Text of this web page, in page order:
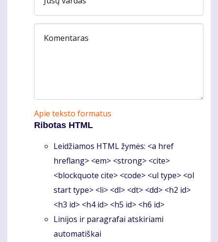
Komentaras
Apie teksto formatus
Ribotas HTML
Leidžiamos HTML žymės: <a href
hreflang> <em> <strong> <cite>
<blockquote cite> <code> <ul type> <ol
start type> <li> <dl> <dt> <dd> <h2 id>
<h3 id> <h4 id> <h5 id> <h6 id>
Linijos ir paragrafai atskiriami
automatiškai